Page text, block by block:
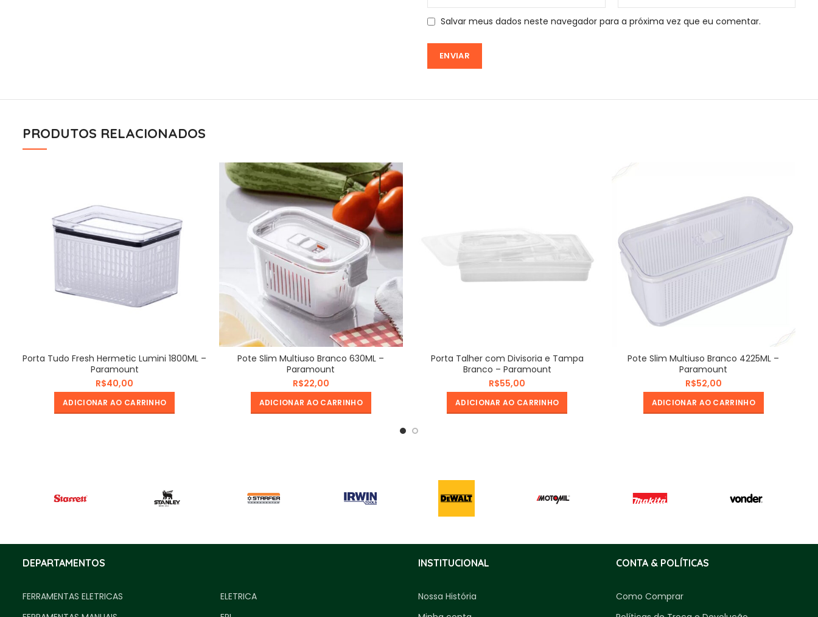
Salvar meus dados neste navegador para a próxima vez que eu comentar.
PRODUTOS RELACIONADOS
Porta Tudo Fresh Hermetic Lumini 1800ML –
Paramount
R$
ADICIONAR AO CARRINHO
Pote Slim Multiuso Branco 630ML –
Paramount
R$
ADICIONAR AO CARRINHO
Porta Talher com Divisoria e Tampa
Branco – Paramount
R$
ADICIONAR AO CARRINHO
Pote Slim Multiuso Branco 4225ML –
Paramount
R$
ADICIONAR AO CARRINHO
DEPARTAMENTOS
FERRAMENTAS ELETRICAS
ELETRICA
INSTITUCIONAL
Nossa História
CONTA & POLÍTICAS
Como Comprar